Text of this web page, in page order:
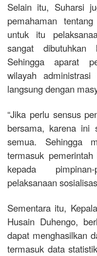
Selain itu, Suharsi
pemahaman
untuk itu
sangat dibutuhkan
Sehingga aparat
wilayah administrasi
langsung dengan
“Jika perlu sensus
bersama, karena ini
semua. Sehingga
termasuk
kepada
pelaksanaan
Sementara itu,
Husain Duhengo,
dapat menghasilkan
termasuk data